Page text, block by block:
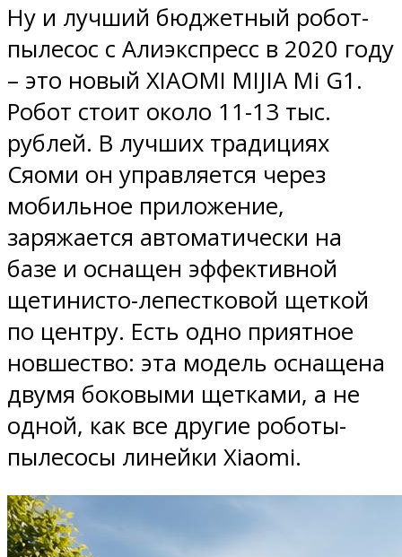
Ну и лучший бюджетный робот-
пылесос с Алиэкспресс в 2020 году
– это новый XIAOMI MIJIA Mi G1.
Робот стоит около 11-13 тыс.
рублей. В лучших традициях
Сяоми он управляется через
мобильное приложение,
заряжается автоматически на
базе и оснащен эффективной
щетинисто-лепестковой щеткой
по центру. Есть одно приятное
новшество: эта модель оснащена
двумя боковыми щетками, а не
одной, как все другие роботы-
пылесосы линейки Xiaomi.